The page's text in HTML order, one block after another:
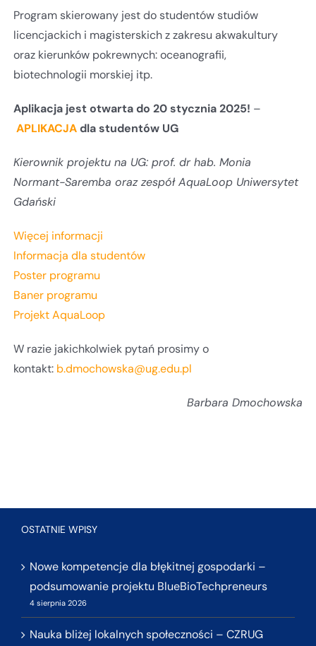
Program skierowany jest do studentów studiów
licencjackich i magisterskich z zakresu akwakultury
oraz kierunków pokrewnych: oceanografii,
biotechnologii morskiej itp.
Aplikacja jest otwarta do 20 stycznia 2025! –
APLIKACJAdla studentów UG
Kierownik projektu na UG: prof. dr hab. Monia
Normant-Saremba oraz zespół AquaLoop Uniwersytet
Gdański
Więcej informacji
Informacja dla studentów
Poster programu
Baner programu
Projekt AquaLoop
W razie jakichkolwiek pytań prosimy o
kontakt: b.dmochowska@ug.edu.pl
Barbara Dmochowska
OSTATNIE WPISY
Nowe kompetencje dla błękitnej gospodarki –
podsumowanie projektu BlueBioTechpreneurs
4 sierpnia 2026
Nauka bliżej lokalnych społeczności – CZRUG